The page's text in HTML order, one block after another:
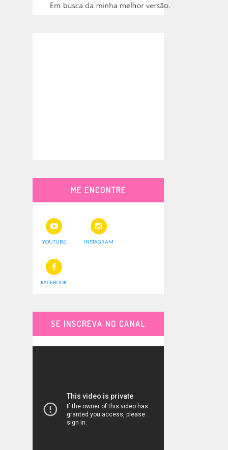
ME ENCONTRE
YOUTUBE INSTAGRAM
FACEBOOK
SE INSCREVA NO CANAL